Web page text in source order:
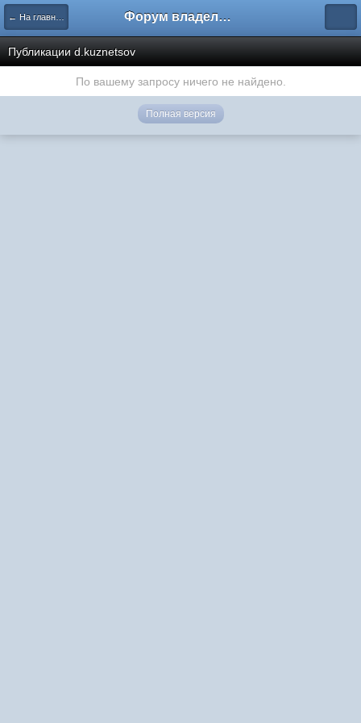
← На главную Форум владельцев интернет-магазинов
Публикации d.kuznetsov
По вашему запросу ничего не найдено.
Полная версия